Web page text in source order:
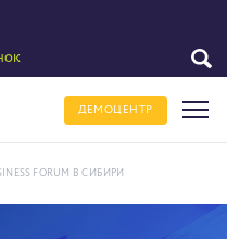
ДЕМОЦЕНТР
FORUM В СИБИРИ